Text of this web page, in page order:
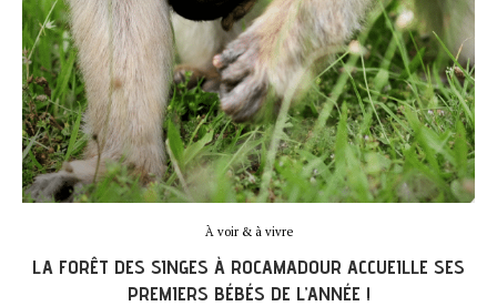
À voir & à vivre
LA FORÊT DES SINGES À ROCAMADOUR ACCUEILLE SES
PREMIERS BÉBÉS DE L’ANNÉE !